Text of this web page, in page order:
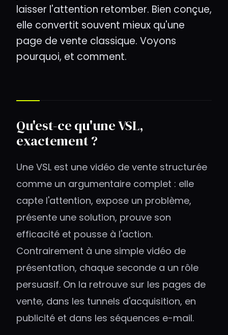
laisser l'attention retomber. Bien conçue,
elle convertit souvent mieux qu'une
page de vente classique. Voyons
pourquoi, et comment.
Qu'est-ce qu'une VSL,
exactement ?
Une VSL est une vidéo de vente structurée
comme un argumentaire complet : elle
capte l'attention, expose un problème,
présente une solution, prouve son
efficacité et pousse à l'action.
Contrairement à une simple vidéo de
présentation, chaque seconde a un rôle
persuasif. On la retrouve sur les pages de
vente, dans les tunnels d'acquisition, en
publicité et dans les séquences e-mail.